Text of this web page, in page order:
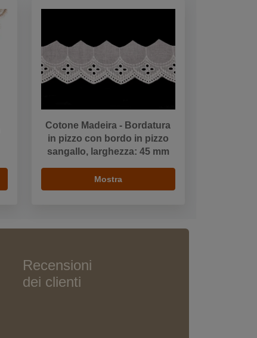
Cotone Madeira - Bordatura
in pizzo con bordo in pizzo
sangallo, larghezza: 45 mm
Mostra
Recensioni
dei clienti